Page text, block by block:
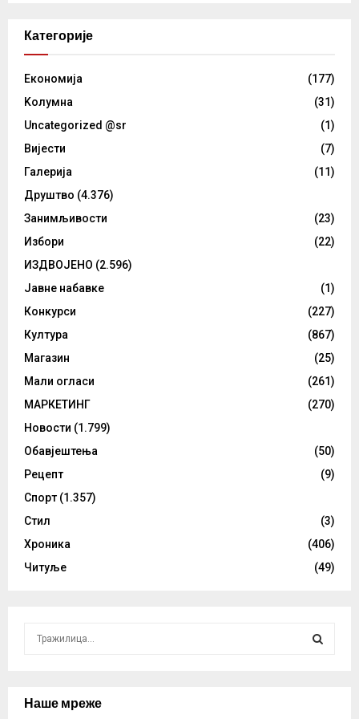
Категорије
Eкономија
(177)
Kолумнa
(31)
Uncategorized @sr
(1)
Вијести
(7)
Галерија
(11)
Друштво (4.376)
Занимљивости
(23)
Избори
(22)
ИЗДВОЈЕНО (2.596)
Јавне набавке
(1)
Конкурси
(227)
Култура
(867)
Магазин
(25)
Мали огласи
(261)
МАРКЕТИНГ
(270)
Новости (1.799)
Обавјештења
(50)
Рецепт
(9)
Спорт (1.357)
Стил
(3)
Хроника
(406)
Читуље
(49)
cНаше мреже